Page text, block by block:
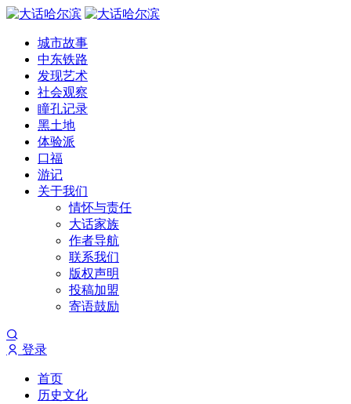
城市故事
中东铁路
发现艺术
社会观察
瞳孔记录
黑土地
体验派
口福
游记
关于我们
情怀与责任
大话家族
作者导航
联系我们
版权声明
投稿加盟
寄语鼓励
登录
首页
历史文化